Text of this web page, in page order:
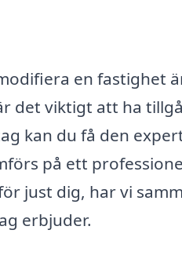
en fastighet
det viktigt att ha
kan du få den
på ett
just dig, har vi
erbjuder.